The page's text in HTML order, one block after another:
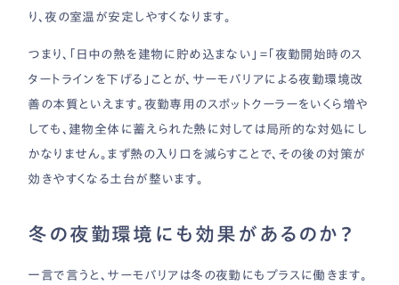
り、夜の室温が安定しやすくなります。
つまり、「日中の熱を建物に貯め込まない」＝「夜勤開始時のス
タートラインを下げる」ことが、サーモバリアによる夜勤環境改
善の本質といえます。夜勤専用のスポットクーラーをいくら増や
しても、建物全体に蓄えられた熱に対しては局所的な対処にし
かなりません。まず熱の入り口を減らすことで、その後の対策が
効きやすくなる土台が整います。
冬の夜勤環境にも効果があるのか？
一言で言うと、サーモバリアは冬の夜勤にもプラスに働きます。